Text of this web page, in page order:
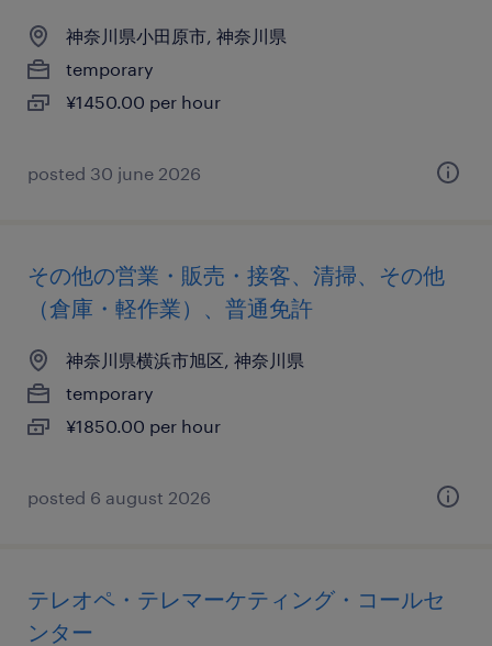
神奈川県小田原市, 神奈川県
temporary
¥1450.00 per hour
posted 30 june 2026
その他の営業・販売・接客、清掃、その他
（倉庫・軽作業）、普通免許
神奈川県横浜市旭区, 神奈川県
temporary
¥1850.00 per hour
posted 6 august 2026
テレオペ・テレマーケティング・コールセ
ンター